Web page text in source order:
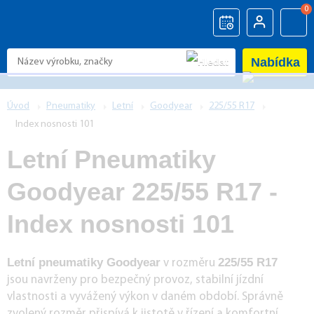
0
Nabídka
Úvod Pneumatiky Letní Goodyear
225/55 R17
Index nosnosti 101
Letní Pneumatiky
Goodyear 225/55 R17 -
Index nosnosti 101
Letní pneumatiky Goodyear v rozměru 225/55 R17
jsou navrženy pro bezpečný provoz, stabilní jízdní
vlastnosti a vyvážený výkon v daném období. Správně